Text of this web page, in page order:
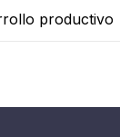
productivo